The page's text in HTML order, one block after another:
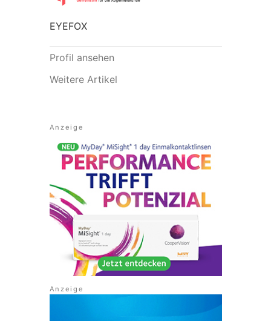
EYEFOX
Profil ansehen
Weitere Artikel